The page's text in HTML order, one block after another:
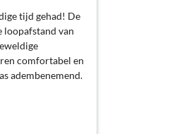
tijd gehad! De
loopafstand van
comfortabel en
adembenemend.